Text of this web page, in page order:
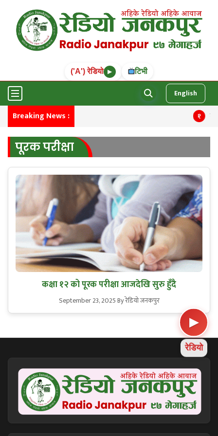
('A') रेडियो ▶ टिभी
▶
रेडियो
English
Breaking News : १
पूरक परीक्षा
कक्षा १२ को पूरक परीक्षा आजदेखि सुरु हुँदै
September 23, 2025By रेडियो जनकपुर